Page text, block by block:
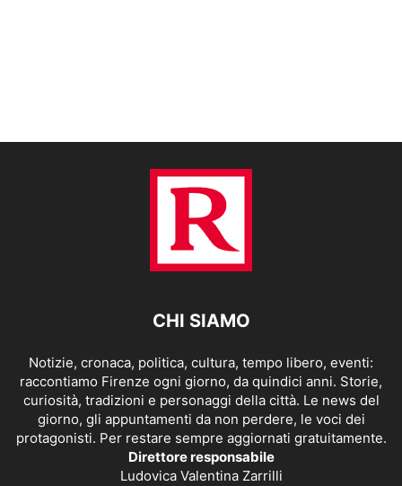
CHI SIAMO
Notizie, cronaca, politica, cultura, tempo libero, eventi:
raccontiamo Firenze ogni giorno, da quindici anni. Storie,
curiosità, tradizioni e personaggi della città. Le news del
giorno, gli appuntamenti da non perdere, le voci dei
protagonisti. Per restare sempre aggiornati gratuitamente.
Direttore responsabile
Ludovica Valentina Zarrilli